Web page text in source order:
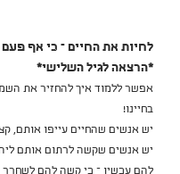
לחיות את החיים – כי אף
*הרצאה לגיל השלישי*
אפשר ללמוד איך להחזיר את
בחיינו!
יש אנשים שהחיים עייפו אותם,
יש אנשים שקשה לרתום אותם